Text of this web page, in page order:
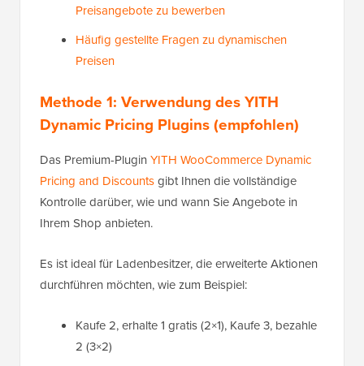
Preisangebote zu bewerben
Häufig gestellte Fragen zu dynamischen
Preisen
Methode 1: Verwendung des YITH
Dynamic Pricing Plugins (empfohlen)
Das Premium-Plugin YITH WooCommerce Dynamic
Pricing and Discountsgibt Ihnen die vollständige
Kontrolle darüber, wie und wann Sie Angebote in
Ihrem Shop anbieten.
Es ist ideal für Ladenbesitzer, die erweiterte Aktionen
durchführen möchten, wie zum Beispiel:
Kaufe 2, erhalte 1 gratis (2×1), Kaufe 3, bezahle
2 (3×2)